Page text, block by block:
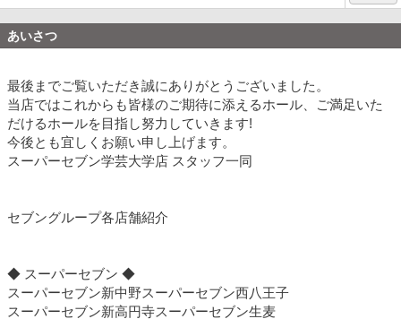
あいさつ
最後までご覧いただき誠にありがとうございました。
当店ではこれからも皆様のご期待に添えるホール、ご満足いた
だけるホールを目指し努力していきます!
今後とも宜しくお願い申し上げます。
スーパーセブン学芸大学店 スタッフ一同
セブングループ各店舗紹介
◆ スーパーセブン ◆
スーパーセブン新中野スーパーセブン西八王子
スーパーセブン新高円寺スーパーセブン生麦